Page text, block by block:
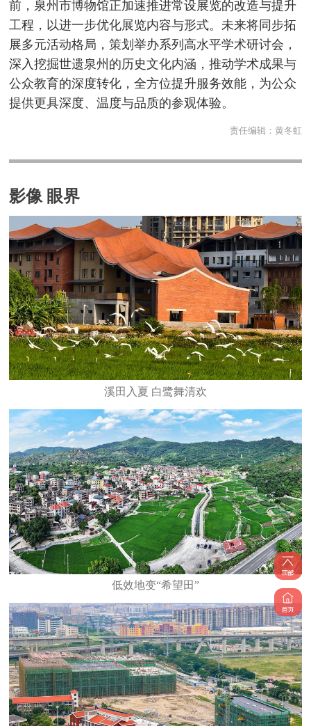
前，泉州市博物馆正加速推进常设展览的改造与提升
工程，以进一步优化展览内容与形式。未来将同步拓
展多元活动格局，策划举办系列高水平学术研讨会，
深入挖掘世遗泉州的历史文化内涵，推动学术成果与
公众教育的深度转化，全方位提升服务效能，为公众
提供更具深度、温度与品质的参观体验。
责任编辑： 黄冬虹
影像 眼界
溪田入夏 白鹭舞清欢
低效地变“希望田”